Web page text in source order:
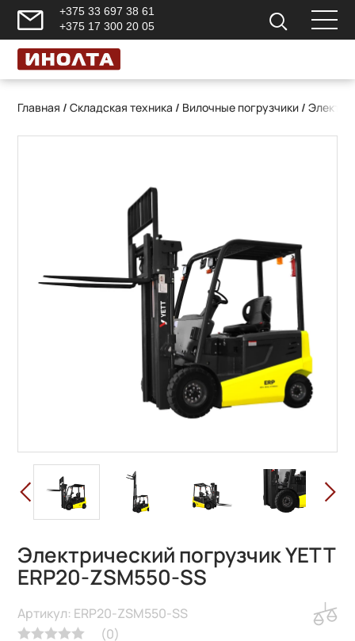
+375 33 697 38 61
+375 17 300 20 05
Главная /Складская техника / Вилочные погрузчики /
Электрический погрузчик YETT
ERP20-ZSM550-SS
(0)
Артикул: ERP20-ZSM550-SS